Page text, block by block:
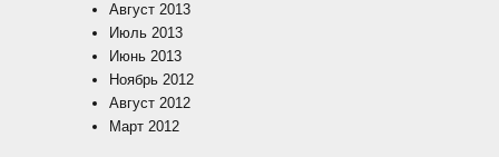
Август 2013
Июль 2013
Июнь 2013
Ноябрь 2012
Август 2012
Март 2012